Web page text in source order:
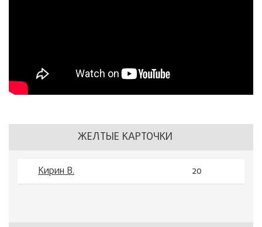
ЖЕЛТЫЕ КАРТОЧКИ
Кирин В. 20